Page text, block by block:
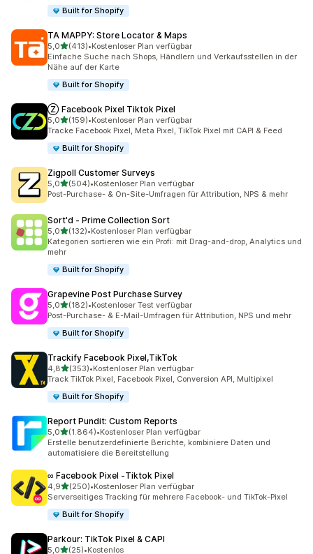
Built for Shopify
TA MAPPY: Store Locator & Maps
5,0von 5 Sternen
(413)
413 Rezensionen insgesamt
•Kostenloser Plan verfügbar
Einfache Suche nach Shops, Händlern und Verkaufsstellen in der
Nähe auf der Karte
Built for Shopify
Ⓩ Facebook Pixel Tiktok Pixel
5,0von 5 Sternen
(159)
159 Rezensionen insgesamt
•Kostenloser Plan verfügbar
Tracke Facebook Pixel, Meta Pixel, TikTok Pixel mit CAPI & Feed
Built for Shopify
Zigpoll Customer Surveys
5,0von 5 Sternen
(504)
504 Rezensionen insgesamt
•Kostenloser Plan verfügbar
Post-Purchase- & On-Site-Umfragen für Attribution, NPS & mehr
Sort'd ‑ Prime Collection Sort
5,0von 5 Sternen
(132)
132 Rezensionen insgesamt
•Kostenloser Plan verfügbar
Kategorien sortieren wie ein Profi: mit Drag-and-drop, Analytics und
mehr
Built for Shopify
Grapevine Post Purchase Survey
5,0von 5 Sternen
(182)
182 Rezensionen insgesamt
•Kostenloser Test verfügbar
Post-Purchase- & E-Mail-Umfragen für Attribution, NPS und mehr
Built for Shopify
Trackify Facebook Pixel,TikTok
4,8von 5 Sternen
(353)
353 Rezensionen insgesamt
•Kostenloser Plan verfügbar
Track TikTok Pixel, Facebook Pixel, Conversion API, Multipixel
Built for Shopify
Report Pundit: Custom Reports
5,0von 5 Sternen
(1.864)
1864 Rezensionen insgesamt
•Kostenloser Plan verfügbar
Erstelle benutzerdefinierte Berichte, kombiniere Daten und
automatisiere die Bereitstellung
∞ Facebook Pixel ‑Tiktok Pixel
4,9von 5 Sternen
(250)
250 Rezensionen insgesamt
•Kostenloser Plan verfügbar
Serverseitiges Tracking für mehrere Facebook- und TikTok-Pixel
Built for Shopify
Parkour: TikTok Pixel & CAPI
5,0von 5 Sternen
(25)•Kostenlos